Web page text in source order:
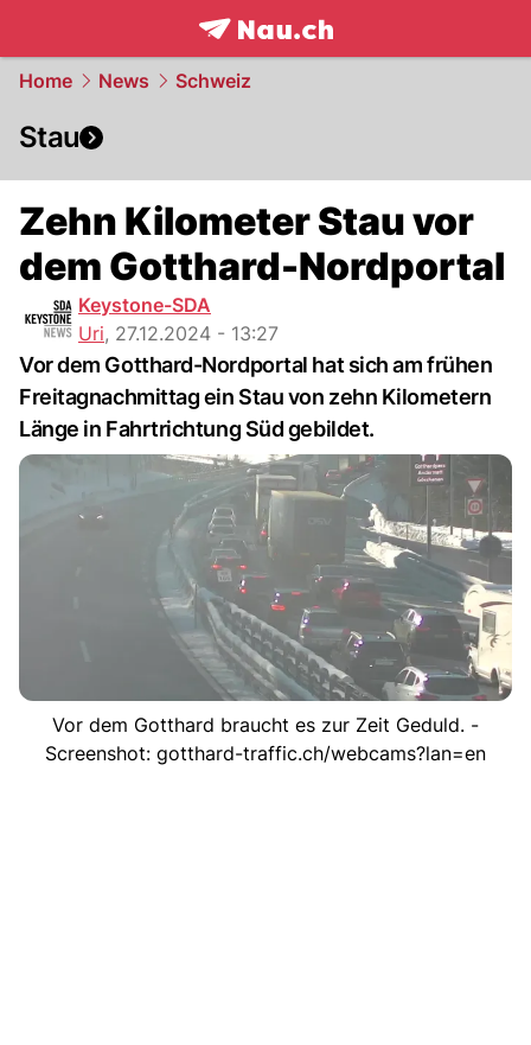
frontpage.NAU.ch
Home News Schweiz
Stau
Zehn Kilometer Stau vor
dem Gotthard-Nordportal
Keystone-SDA
Uri, 27.12.2024 - 13:27
Vor dem Gotthard-Nordportal hat sich am frühen
Freitagnachmittag ein Stau von zehn Kilometern
Länge in Fahrtrichtung Süd gebildet.
Vor dem Gotthard braucht es zur Zeit Geduld. -
Screenshot: gotthard-traffic.ch/webcams?lan=en